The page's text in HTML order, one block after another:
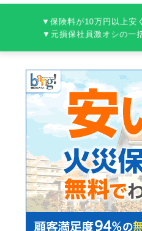
▼保険料が10万円以上安
▼元損保社員激オシの一